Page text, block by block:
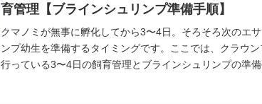
育管理【ブラインシュリンプ準備手順】
クマノミが無事に孵化してから3〜4日。そろそろ次のエ
ンプ幼生を準備するタイミングです。ここでは、クラウ
行っている3〜4日の飼育管理とブラインシュリンプの準備